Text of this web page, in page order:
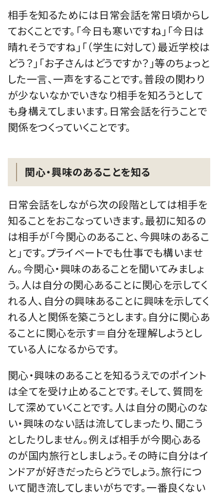
相手を知るためには日常会話を常日頃からし
ておくことです。「今日も寒いですね」「今日は
晴れそうですね」「（学生に対して）最近学校は
どう？」「お子さんはどうですか？」等のちょっと
した一言、一声をすることです。普段の関わり
が少ないなかでいきなり相手を知ろうとして
も身構えてしまいます。日常会話を行うことで
関係をつくっていくことです。
関心・興味のあることを知る
日常会話をしながら次の段階としては相手を
知ることをおこなっていきます。最初に知るの
は相手が「今関心のあること、今興味のあるこ
と」です。プライベートでも仕事でも構いませ
ん。今関心・興味のあることを聞いてみましょ
う。人は自分の関心あることに関心を示してく
れる人、自分の興味あることに興味を示してく
れる人と関係を築こうとします。自分に関心あ
ることに関心を示す＝自分を理解しようとし
ている人になるからです。
関心・興味のあることを知るうえでのポイント
は全てを受け止めることです。そして、質問を
して深めていくことです。人は自分の関心のな
い・興味のない話は流してしまったり、聞こう
としたりしません。例えば相手が今関心ある
のが国内旅行としましょう。その時に自分はイ
ンドアが好きだったらどうでしょう。旅行につ
いて聞き流してしまいがちです。一番良くない